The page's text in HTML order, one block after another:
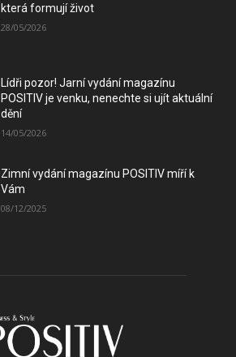
která formují život
28/05/2026
Lídři pozor! Jarní vydání magazínu
POSITIV je venku, nenechte si ujít aktuální
dění
14/05/2026
Zimní vydání magazínu POSITIV míří k
Vám
08/12/2025